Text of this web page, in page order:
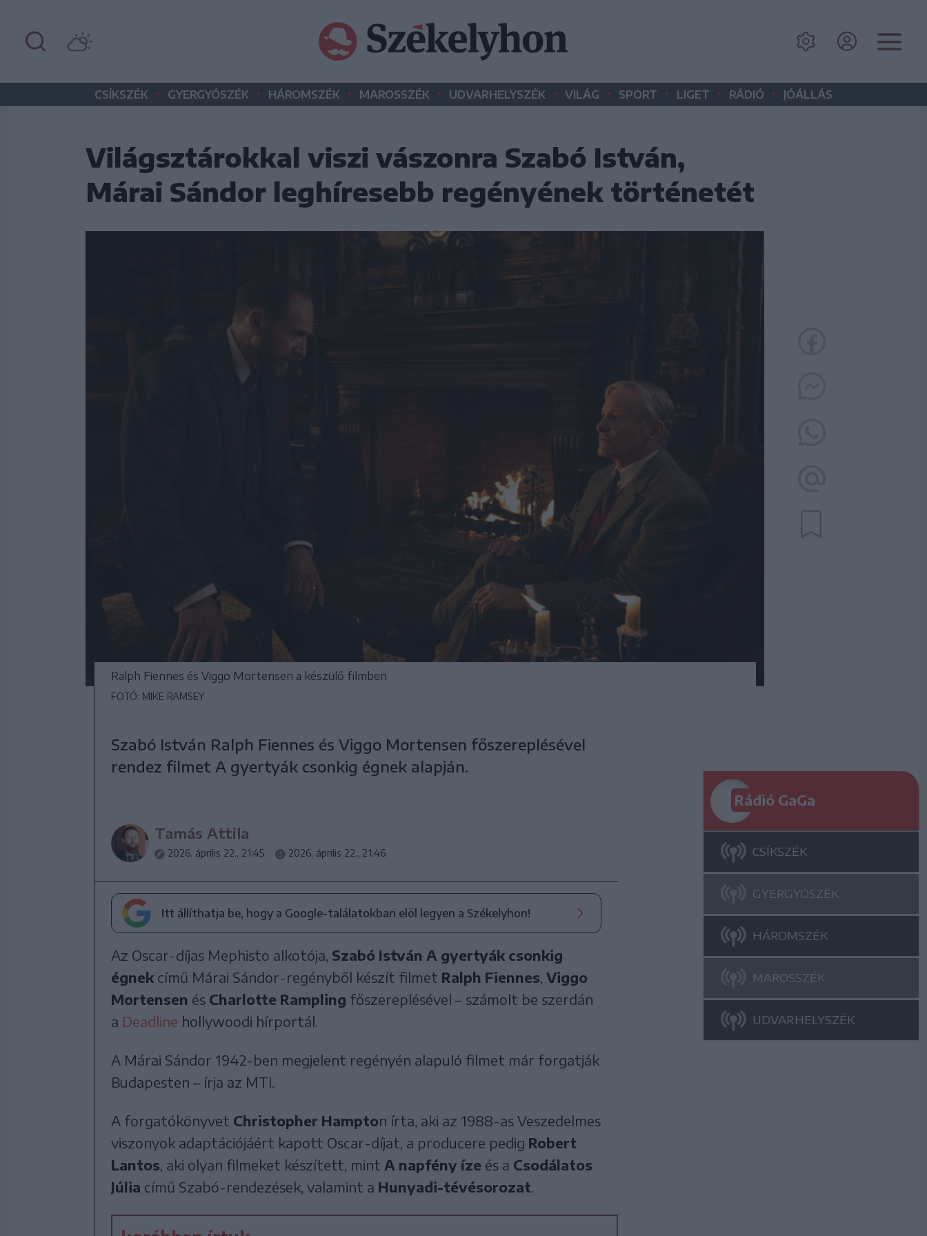
CSÍKSZÉK • GYERGYÓSZÉK • HÁROMSZÉK • MAROSSZÉK • UDVARHELYSZÉK • VILÁG • SPORT • LIGET • RÁDIÓ • JÓÁLLÁS
Világsztárokkal viszi vászonra Szabó István,
Márai Sándor leghíresebb regényének történetét
Ralph Fiennes és Viggo Mortensen a készülő filmben
FOTÓ: MIKE RAMSEY
Szabó István Ralph Fiennes és Viggo Mortensen főszereplésével
rendez filmet A gyertyák csonkig égnek alapján.
Tamás Attila
2026. április 22., 21:45 2026. április 22., 21:46
Itt állíthatja be, hogy a Google-találatokban elöl legyen a Székelyhon!
Az Oscar-díjas Mephisto alkotója, Szabó István A gyertyák csonkig
égnek című Márai Sándor-regényből készít filmet Ralph Fiennes, Viggo
Mortensen és Charlotte Rampling főszereplésével – számolt be szerdán
a Deadline hollywoodi hírportál.
A Márai Sándor 1942-ben megjelent regényén alapuló filmet már forgatják
Budapesten – írja az MTI.
A forgatókönyvet Christopher Hampton írta, aki az 1988-as Veszedelmes
viszonyok adaptációjáért kapott Oscar-díjat, a producere pedig Robert
Lantos, aki olyan filmeket készített, mint A napfény íze és a Csodálatos
Júlia című Szabó-rendezések, valamint a Hunyadi-tévésorozat.
Rádió GaGa
CSÍKSZÉK
GYERGYÓSZÉK
HÁROMSZÉK
MAROSSZÉK
UDVARHELYSZÉK